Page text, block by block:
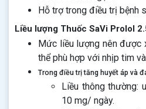
Hỗ trợ trong điều trị bệnh
Liều lượng Thuốc SaVi Prolol
Mức liều lượng nên được
thể phù hợp với nhịp tim
Trong điều trị tăng huyết áp và
Liều thông thường:
10 mg/ ngày.